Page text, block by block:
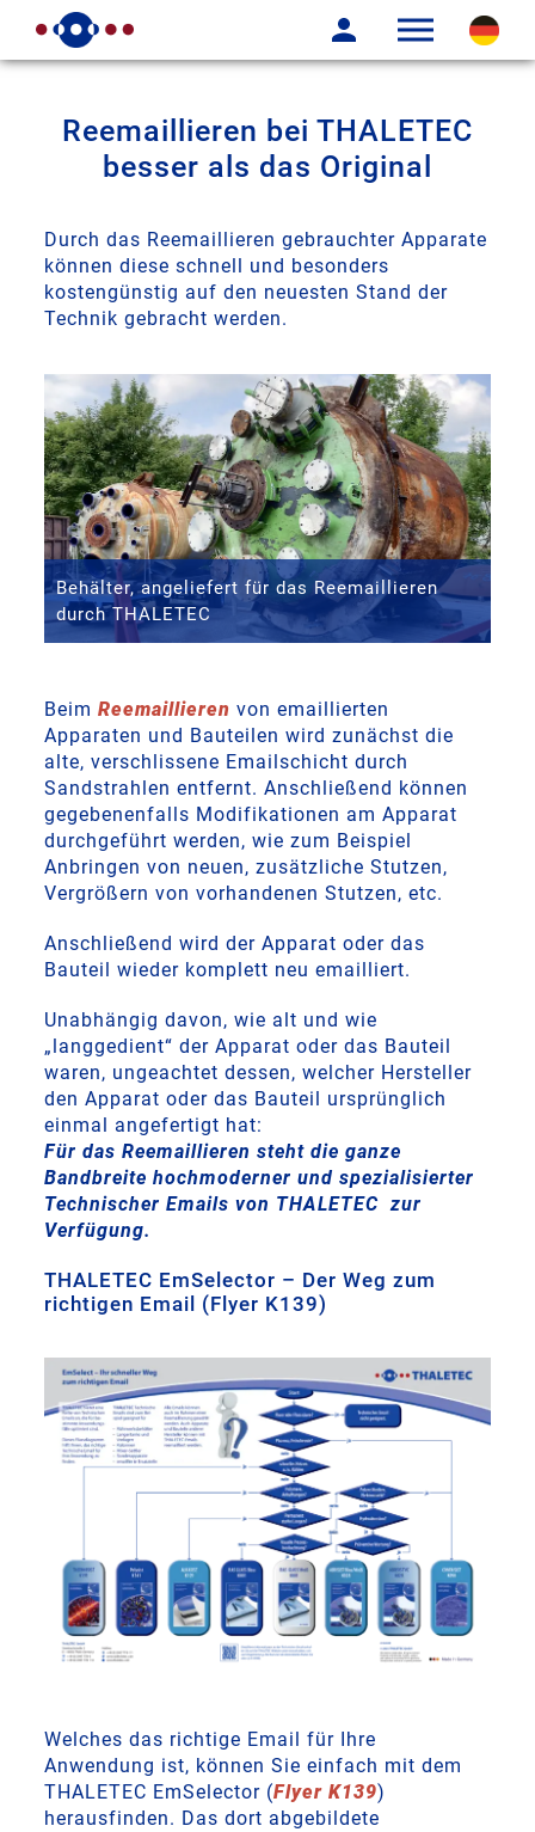
Reemaillieren bei THALETEC
besser als das Original
Durch das Reemaillieren gebrauchter Apparate
können diese schnell und besonders
kostengünstig auf den neuesten Stand der
Technik gebracht werden.
Behälter, angeliefert für das Reemaillieren
durch THALETEC
BeimReemaillieren von emaillierten
Apparaten und Bauteilen wird zunächst die
alte, verschlissene Emailschicht durch
Sandstrahlen entfernt. Anschließend können
gegebenenfalls Modifikationen am Apparat
durchgeführt werden, wie zum Beispiel
Anbringen von neuen, zusätzliche Stutzen,
Vergrößern von vorhandenen Stutzen, etc.
Anschließend wird der Apparat oder das
Bauteil wieder komplett neu emailliert.
Unabhängig davon, wie alt und wie
„langgedient“ der Apparat oder das Bauteil
waren, ungeachtet dessen, welcher Hersteller
den Apparat oder das Bauteil ursprünglich
einmal angefertigt hat:
Für das Reemaillieren steht die ganze
Bandbreite hochmoderner und spezialisierter
Technischer Emails von THALETEC zur
Verfügung.
THALETEC EmSelector – Der Weg zum
richtigen Email (Flyer K139)
Welches das richtige Email für Ihre
Anwendung ist, können Sie einfach mit dem
THALETEC EmSelector (Flyer K139)
herausfinden. Das dort abgebildete